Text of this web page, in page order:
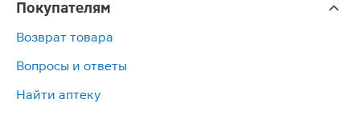
Покупателям
Возврат товара
Вопросы и ответы
Найти аптеку